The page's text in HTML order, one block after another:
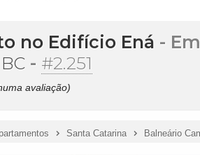
no Edifício Ená -
- #2.251
avaliação)
Santa Catarina Balneário